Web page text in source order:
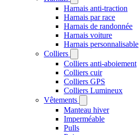
Harnais anti-traction
Harnais par race
Harnais de randonnée
Harnais voiture
Harnais personnalisable
Colliers
Colliers anti-aboiement
Colliers cuir
Colliers GPS
Colliers Lumineux
Vêtements
Manteau hiver
Imperméable
Pulls